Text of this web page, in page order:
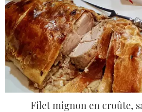
Filet mignon en croûte,